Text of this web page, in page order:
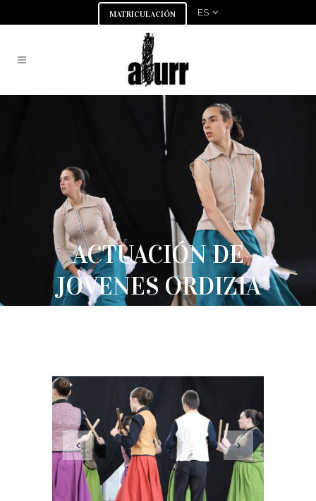
MATRICULACIÓN ES
ACTUACIÓN DE
JOVENES ORDIZIA